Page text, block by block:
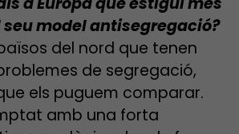
model antisegregació?
del nord que tenen
de segregació,
els puguem comparar.
amb una forta